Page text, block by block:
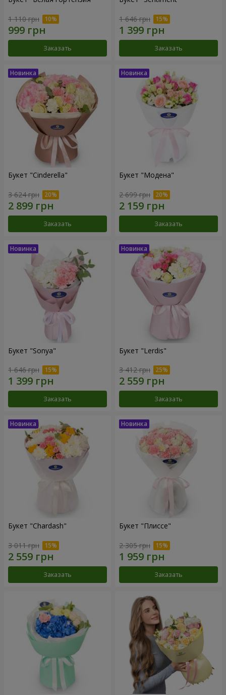
1 110 грн
Заказать
1 646 грн
Заказать
Букет "Cinderella"
3 624 грн
Заказать
Букет "Модена"
2 699 грн
Заказать
Букет "Sonya"
1 646 грн
Заказать
Букет "Lerdis"
3 412 грн
Заказать
Букет "Chardash"
3 011 грн
Заказать
Букет "Плиссе"
2 305 грн
Заказать